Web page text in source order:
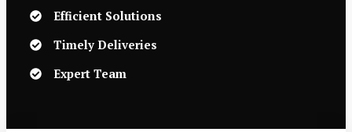
Efficient Solutions
Timely Deliveries
Expert Team